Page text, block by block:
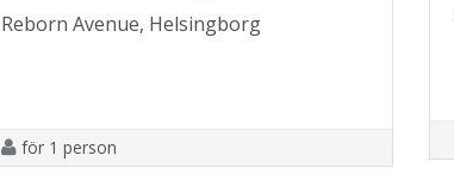
Reborn Avenue, Helsingborg
för 1 person